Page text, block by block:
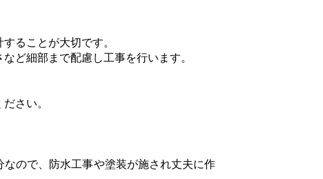
ることが大切です。
ど細部まで配慮し工事を行います。
さい。
ので、防水工事や塗装が施され丈夫に作